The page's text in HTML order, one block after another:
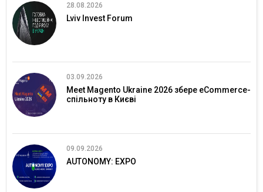
28.08.2026
Lviv Invest Forum
03.09.2026
Meet Magento Ukraine 2026 збере eCommerce-
спільноту в Києві
09.09.2026
AUTONOMY: EXPO